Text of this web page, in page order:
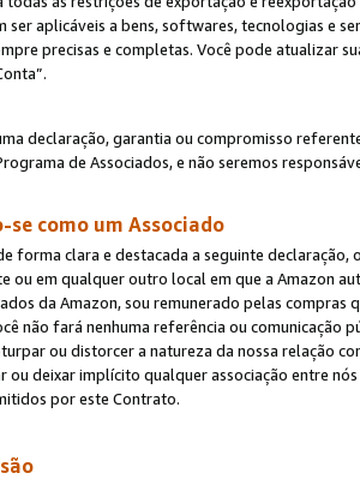
ser aplicáveis a bens, softwares, tecnologias e
precisas e completas. Você pode atualizar
declaração, garantia ou compromisso
de Associados, e não seremos
como um Associado
forma clara e destacada a seguinte
ou em qualquer outro local em que a Amazon
da Amazon, sou remunerado pelas
não fará nenhuma referência ou comunicação
ou distorcer a natureza da nossa relação
ou deixar implícito qualquer associação entre
por este Contrato.